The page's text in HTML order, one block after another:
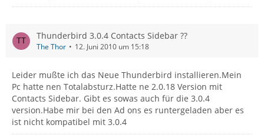
Thunderbird 3.0.4 Contacts Sidebar ??
The Thor 12. Juni 2010 um 15:18
Leider mußte ich das Neue Thunderbird installieren.Mein
Pc hatte nen Totalabsturz.Hatte ne 2.0.18 Version mit
Contacts Sidebar. Gibt es sowas auch für die 3.0.4
version.Habe mir bei den Ad ons es runtergeladen aber es
ist nicht kompatibel mit 3.0.4